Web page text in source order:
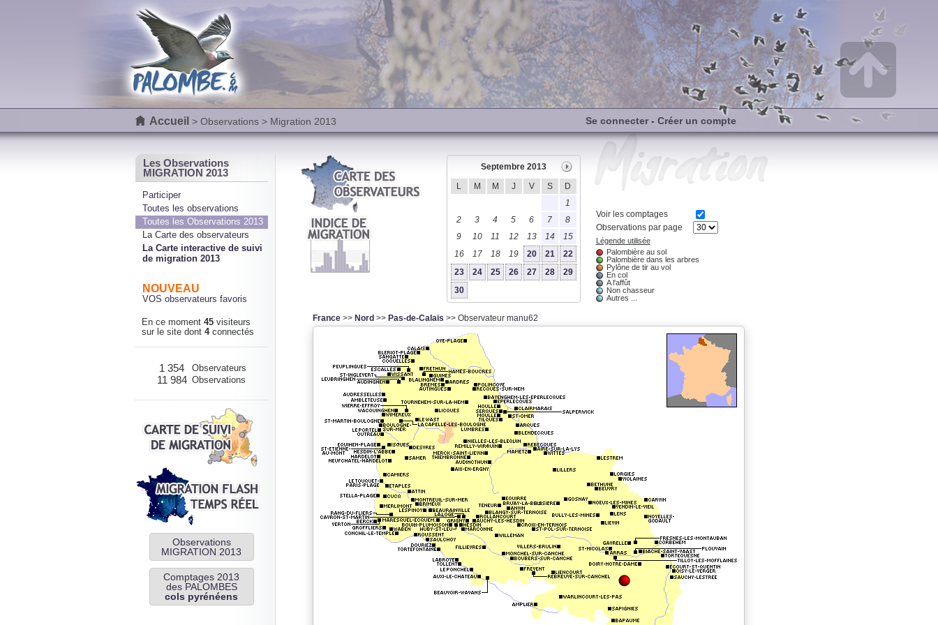
Accueil > Observations> Migration 2013 Se connecter- Créer un compte
Les Observations
MIGRATION 2013
Participer
Toutes les observations
Toutes les Observations 2013
La Carte des observateurs
La Carte interactive de suivi
de migration 2013
NOUVEAU
VOS observateurs favoris
En ce moment 45visiteurs
sur le site dont 4connectés
1 354 Observateurs
11 984 Observations
Observations
MIGRATION 2013
Comptages 2013
des PALOMBES
cols pyrénéens
Septembre 2013
L
M M J V S
D
1
2
3 4 5 6 7
8
9
10 11 12 13 14
15
16
17 18 19 20 21
22
23
24 25 26 27 28
29
30
Voir les comptages
Observations par page
Légende utilisée
Palombière au sol
Palombière dans les arbres
Pylône de tir au vol
En col
A l'affût
Non chasseur
Autres ...
France>> Nord >> Pas-de-Calais >> Observateur manu62